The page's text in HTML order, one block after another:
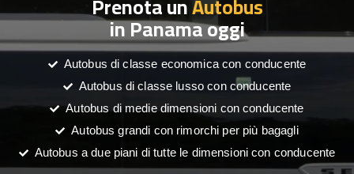
in Panama oggi
Autobus di classe economica con conducente
Autobus di classe lusso con conducente
Autobus di medie dimensioni con conducente
Autobus grandi con rimorchi per più bagagli
Autobus a due piani di tutte le dimensioni con conducente